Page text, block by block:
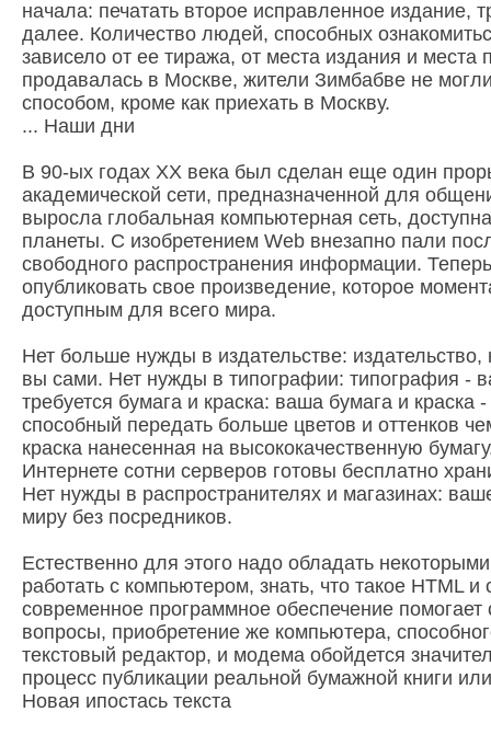
начала: печатать второе исправленное издание,
далее. Количество людей, способных
зависело от ее тиража, от места издания и места
продавалась в Москве, жители Зимбабве не
способом, кроме как приехать в Москву.
... Наши дни
В 90-ых годах XX века был сделан еще один
академической сети, предназначенной для
выросла глобальная компьютерная сеть,
планеты. С изобретением Web внезапно пали
свободного распространения информации.
опубликовать свое произведение, которое
доступным для всего мира.
Нет больше нужды в издательстве: издательство,
вы сами. Нет нужды в типографии: типография -
требуется бумага и краска: ваша бумага и краска
способный передать больше цветов и оттенков
краска нанесенная на высококачественную
Интернете сотни серверов готовы бесплатно
Нет нужды в распространителях и магазинах:
миру без посредников.
Естественно для этого надо обладать
работать с компьютером, знать, что такое HTML
современное программное обеспечение
вопросы, приобретение же компьютера,
текстовый редактор, и модема обойдется
процесс публикации реальной бумажной книги
Новая ипостась текста